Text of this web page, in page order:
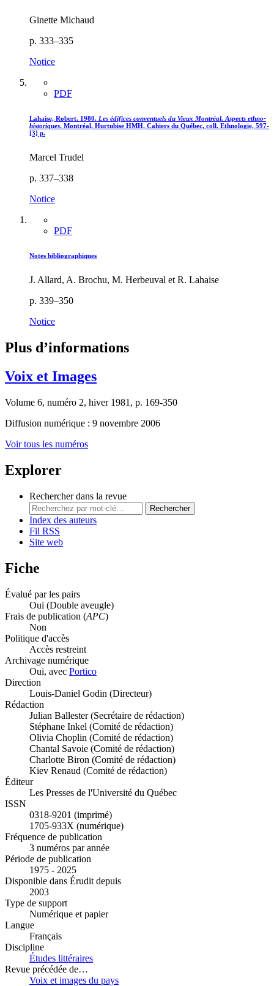
Ginette Michaud
p. 333–335
Notice
PDF
Lahaise, Robert. 1980. Les édifices conventuels du Vieux Montréal. Aspects ethno-
historiques. Montréal, Hurtubise HMH, Cahiers du Québec, coll. Ethnologie, 597-
[3] p.
Marcel Trudel
p. 337–338
Notice
PDF
Notes bibliographiques
J. Allard, A. Brochu, M. Herbeuval et R. Lahaise
p. 339–350
Notice
Plus d’informations
Voix et Images
Volume 6, numéro 2, hiver 1981, p. 169-350
Diffusion numérique : 9 novembre 2006
Voir tous les numéros
Explorer
Rechercher dans la revue
Rechercher
Index des auteurs
Fil RSS
Site web
Fiche
Évalué par les pairs
Oui (Double aveugle)
Frais de publication (APC)
Non
Politique d'accès
Accès restreint
Archivage numérique
Oui, avec Portico
Direction
Louis-Daniel Godin (Directeur)
Rédaction
Julian Ballester (Secrétaire de rédaction)
Stéphane Inkel (Comité de rédaction)
Olivia Choplin (Comité de rédaction)
Chantal Savoie (Comité de rédaction)
Charlotte Biron (Comité de rédaction)
Kiev Renaud (Comité de rédaction)
Éditeur
Les Presses de l'Université du Québec
ISSN
0318-9201 (imprimé)
1705-933X (numérique)
Fréquence de publication
3 numéros par année
Période de publication
1975 - 2025
Disponible dans Érudit depuis
2003
Type de support
Numérique et papier
Langue
Français
Discipline
Études littéraires
Revue précédée de…
Voix et images du pays